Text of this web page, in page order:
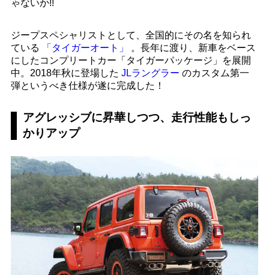
ゃないか!!
ジープスペシャリストとして、全国的にその名を知られ
ている
「タイガーオート」
。長年に渡り、新車をベース
にしたコンプリートカー「タイガーパッケージ」を展開
中。2018年秋に登場した JLラングラー のカスタム第一
弾というべき仕様が遂に完成した！
アグレッシブに昇華しつつ、走行性能もしっ
かりアップ